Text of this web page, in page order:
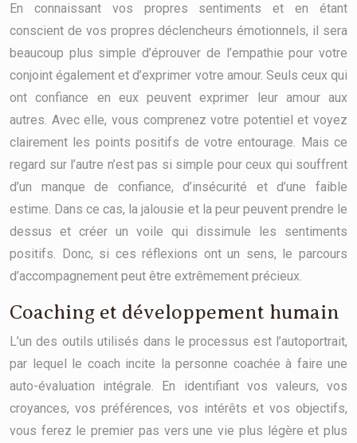
En connaissant vos propres sentiments et en étant
conscient de vos propres déclencheurs émotionnels, il sera
beaucoup plus simple d’éprouver de l’empathie pour votre
conjoint également et d’exprimer votre amour. Seuls ceux qui
ont confiance en eux peuvent exprimer leur amour aux
autres. Avec elle, vous comprenez votre potentiel et voyez
clairement les points positifs de votre entourage. Mais ce
regard sur l’autre n’est pas si simple pour ceux qui souffrent
d’un manque de confiance, d’insécurité et d’une faible
estime. Dans ce cas, la jalousie et la peur peuvent prendre le
dessus et créer un voile qui dissimule les sentiments
positifs. Donc, si ces réflexions ont un sens, le parcours
d’accompagnement peut être extrêmement précieux.
Coaching et développement humain
L’un des outils utilisés dans le processus est l’autoportrait,
par lequel le coach incite la personne coachée à faire une
auto-évaluation intégrale. En identifiant vos valeurs, vos
croyances, vos préférences, vos intérêts et vos objectifs,
vous ferez le premier pas vers une vie plus légère et plus